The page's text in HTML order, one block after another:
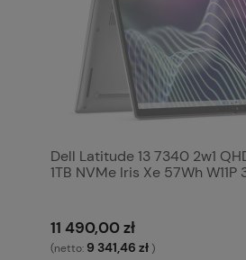
Dell Latitude 13 7340 2w1
1TB NVMe Iris Xe 57Wh W11P
11 490,00 zł
(netto: 9 341,46 zł )